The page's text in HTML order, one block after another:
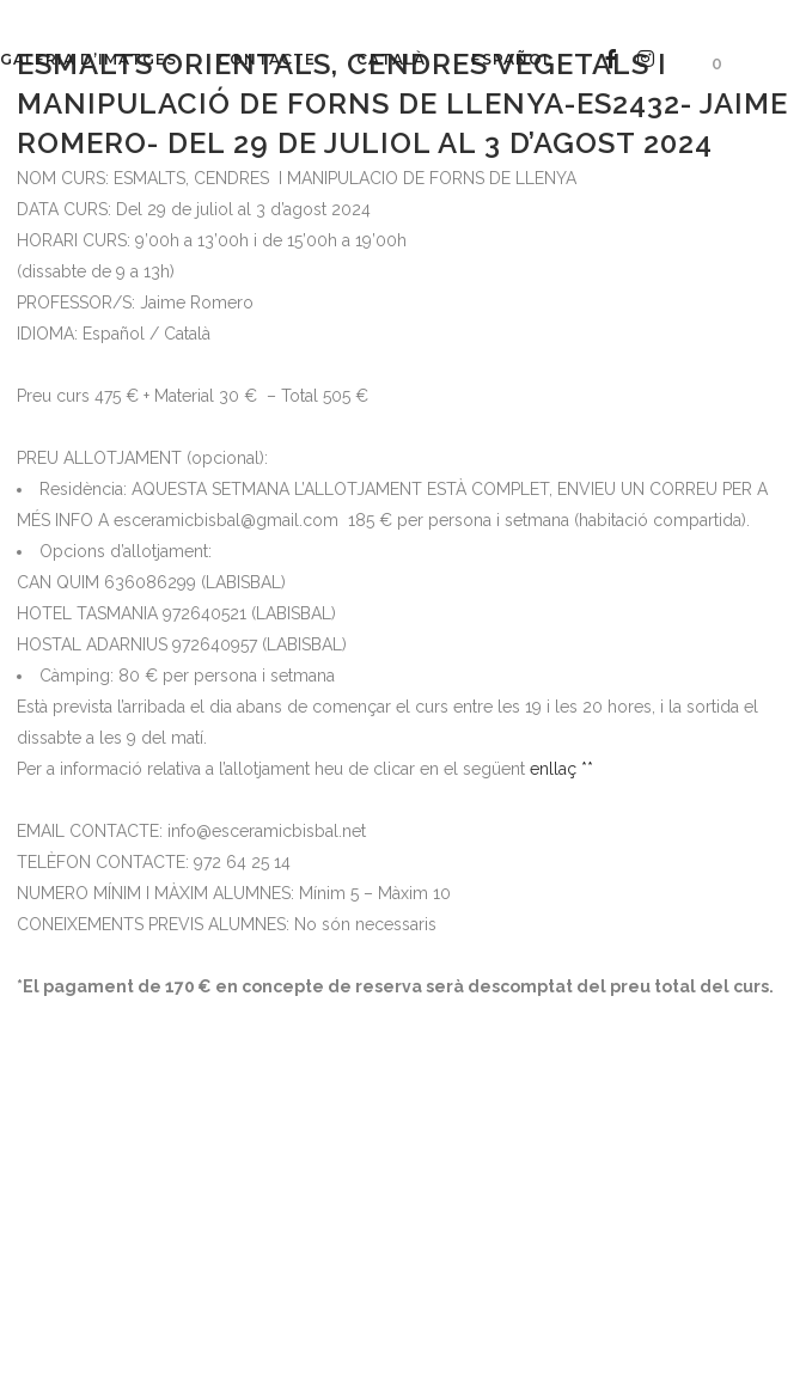
0
GALERIA D’IMATGES CONTACTE CATALÀ ESPAÑOL
ESMALTS ORIENTALS, CENDRES VEGETALS I
MANIPULACIÓ DE FORNS DE LLENYA-ES2432- JAIME
ROMERO- DEL 29 DE JULIOL AL 3 D’AGOST 2024
NOM CURS: ESMALTS, CENDRES I MANIPULACIO DE FORNS DE LLENYA
DATA CURS: Del 29 de juliol al 3 d’agost 2024
HORARI CURS: 9’00h a 13’00h i de 15’00h a 19’00h
(dissabte de 9 a 13h)
PROFESSOR/S: Jaime Romero
IDIOMA: Español / Català
Preu curs 475 € + Material 30 € – Total 505 €
PREU ALLOTJAMENT (opcional):
Residència: AQUESTA SETMANA L’ALLOTJAMENT ESTÀ COMPLET, ENVIEU UN CORREU PER A
MÉS INFO A esceramicbisbal@gmail.com 185 € per persona i setmana (habitació compartida).
Opcions d’allotjament:
CAN QUIM 636086299 (LABISBAL)
HOTEL TASMANIA 972640521 (LABISBAL)
HOSTAL ADARNIUS 972640957 (LABISBAL)
Càmping: 80 € per persona i setmana
Està prevista l’arribada el dia abans de començar el curs entre les 19 i les 20 hores, i la sortida el
dissabte a les 9 del matí.
Per a informació relativa a l’allotjament heu de clicar en el següentenllaç **
EMAIL CONTACTE: info@esceramicbisbal.net
TELÈFON CONTACTE: 972 64 25 14
NUMERO MÍNIM I MÀXIM ALUMNES: Mínim 5 – Màxim 10
CONEIXEMENTS PREVIS ALUMNES: No són necessaris
*El pagament de 170 € en concepte de reserva serà descomptat del preu total del curs.